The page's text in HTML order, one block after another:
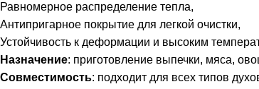
Равномерное распределение тепла,
Антипригарное покрытие для легкой очистки,
Устойчивость к деформации и высоким
Назначение: приготовление выпечки, мяса,
Совместимость: подходит для всех типов